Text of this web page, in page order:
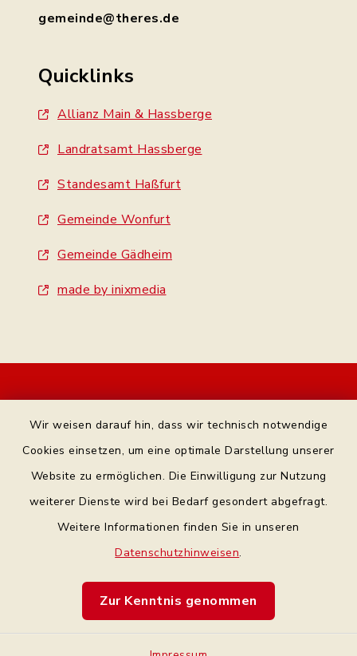
Wir weisen darauf hin, dass wir technisch notwendige
Cookies einsetzen, um eine optimale Darstellung unserer
Website zu ermöglichen. Die Einwilligung zur Nutzung
weiterer Dienste wird bei Bedarf gesondert abgefragt.
Weitere Informationen finden Sie in unseren
Datenschutzhinweisen.
Zur Kenntnis genommen
gemeinde@theres.de
Quicklinks
Allianz Main & Hassberge
Landratsamt Hassberge
Standesamt Haßfurt
Gemeinde Wonfurt
Gemeinde Gädheim
made by inixmedia
Bankverbindung
Barrierefreiheit
Impressum